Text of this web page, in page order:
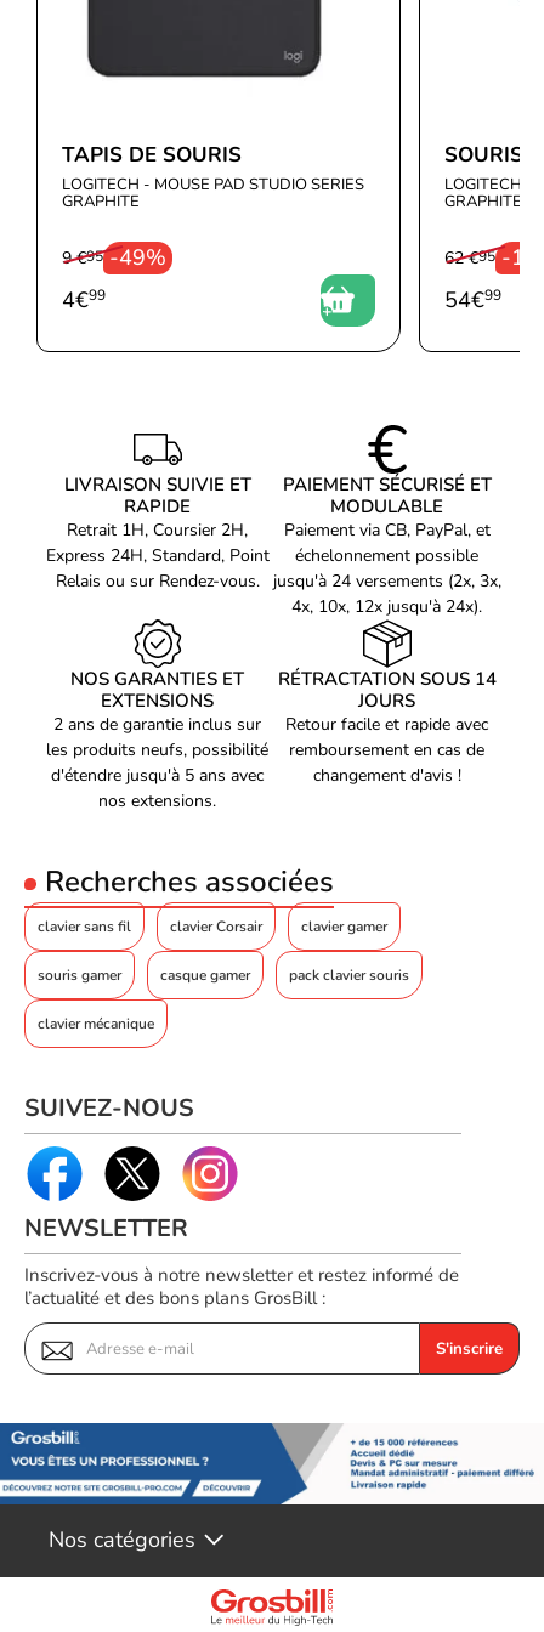
TAPIS DE SOURIS
LOGITECH - MOUSE PAD STUDIO SERIES
GRAPHITE
-49%
9 €95
4€99
SOURIS
LOGITECH -
GRAPHITE
-
62 €95
54€99
LIVRAISON SUIVIE ET
RAPIDE
Retrait 1H, Coursier 2H,
Express 24H, Standard, Point
Relais ou sur Rendez-vous.
PAIEMENT SÉCURISÉ ET
MODULABLE
Paiement via CB, PayPal, et
échelonnement possible
jusqu'à 24 versements (2x, 3x,
4x, 10x, 12x jusqu'à 24x).
NOS GARANTIES ET
EXTENSIONS
2 ans de garantie inclus sur
les produits neufs, possibilité
d'étendre jusqu'à 5 ans avec
nos extensions.
RÉTRACTATION SOUS 14
JOURS
Retour facile et rapide avec
remboursement en cas de
changement d'avis !
Recherches associées
clavier sans fil clavier Corsair clavier gamer
souris gamer casque gamer pack clavier souris
clavier mécanique
SUIVEZ-NOUS
NEWSLETTER
Inscrivez-vous à notre newsletter et restez informé de
l’actualité et des bons plans GrosBill :
S'inscrire
Nos catégories